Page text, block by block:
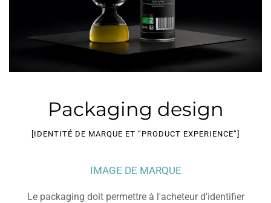
Packaging design
[IDENTITÉ DE MARQUE ET “PRODUCT EXPERIENCE”]
IMAGE DE MARQUE
Le packaging doit permettre à l'acheteur d'identifier